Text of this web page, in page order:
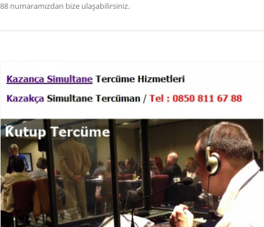
88 numaramızdan bize ulaşabilirsiniz.